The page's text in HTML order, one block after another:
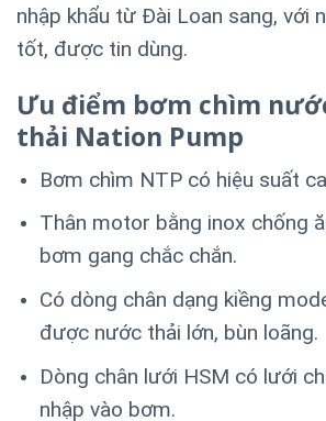
nhập khẩu từ Đài Loan sang, với
tốt, được tin dùng.
Ưu điểm bơm chìm
thải Nation Pump
Bơm chìm NTP có hiệu suất
Thân motor bằng inox chống
bơm gang chắc chắn.
Có dòng chân dạng kiềng
được nước thải lớn, bùn loãng.
Dòng chân lưới HSM có lưới
nhập vào bơm.